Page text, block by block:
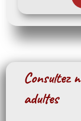
Consultez
adultes